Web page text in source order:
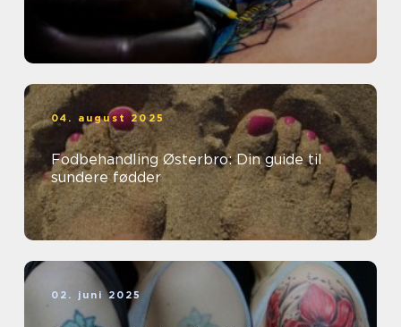
04. august 2025
Fodbehandling Østerbro: Din guide til
sundere fødder
02. juni 2025